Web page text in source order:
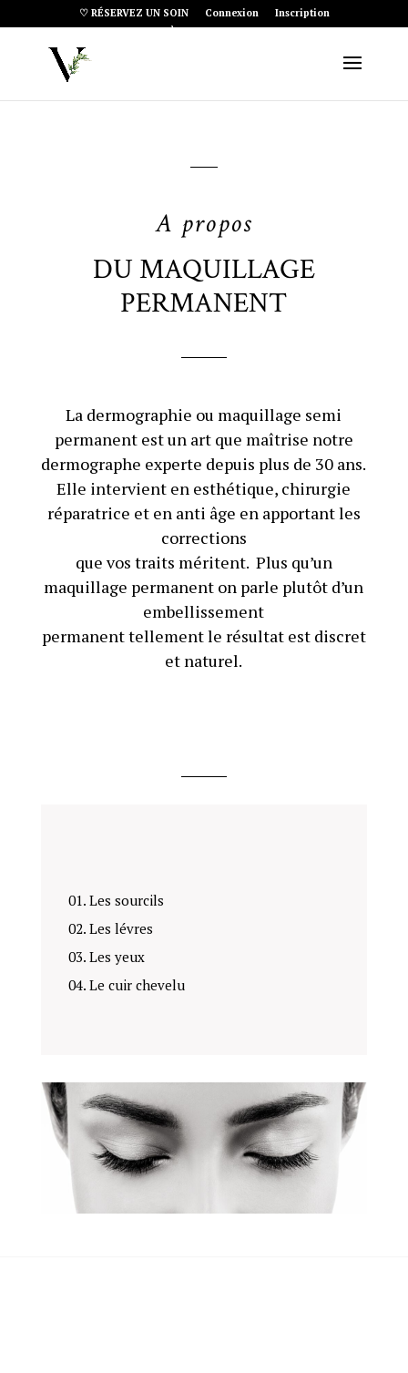
♡ RÉSERVEZ UN SOIN Connexion Inscription
Article 0
A propos
DU MAQUILLAGE
PERMANENT
La dermographie ou maquillage semi
permanent est un art que maîtrise notre
dermographe experte depuis plus de 30 ans.
Elle intervient en esthétique, chirurgie
réparatrice et en anti âge en apportant les
corrections
que vos traits méritent. Plus qu’un
maquillage permanent on parle plutôt d’un
embellissement
permanent tellement le résultat est discret
et naturel.
01. Les sourcils
02. Les lévres
03. Les yeux
04. Le cuir chevelu